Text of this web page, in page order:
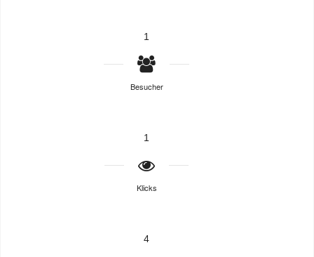
1
Besucher
1
Klicks
4